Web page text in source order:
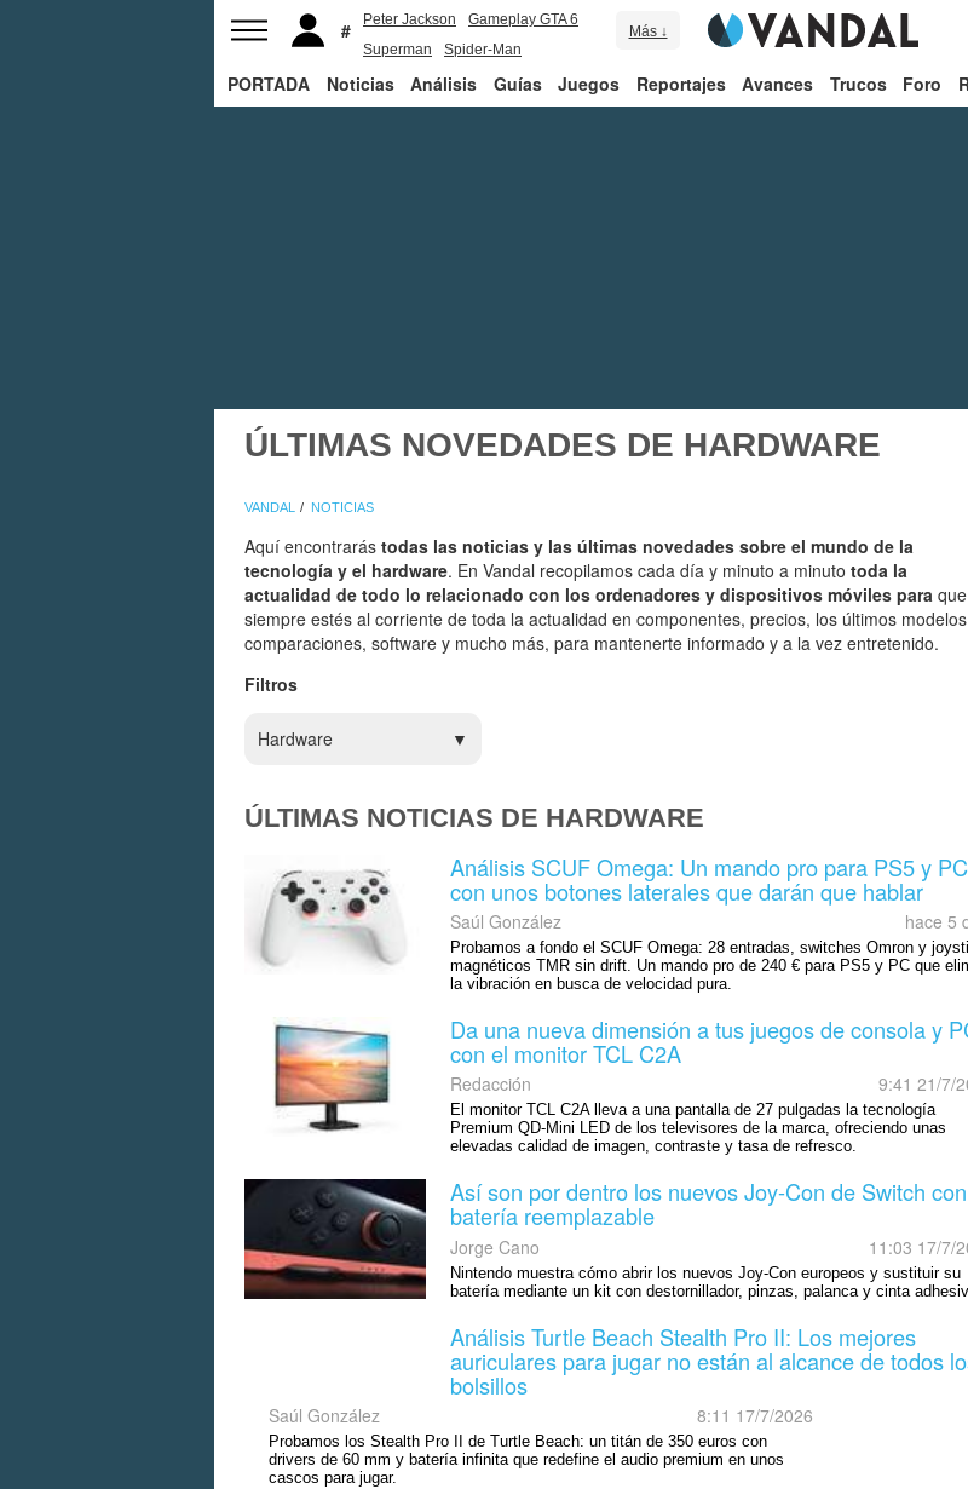
Peter Jackson
Gameplay GTA 6
Superman
Spider-Man
Más ↓
PORTADA Noticias Análisis Guías Juegos Reportajes Avances Trucos Foro
ÚLTIMAS NOVEDADES DE HARDWARE
VANDAL NOTICIAS
Aquí encontrarás todas las noticias y las últimas novedades sobre el mundo de la
tecnología y el hardware. En Vandal recopilamos cada día y minuto a minuto toda la
actualidad de todo lo relacionado con los ordenadores y dispositivos móviles para que
siempre estés al corriente de toda la actualidad en componentes, precios, los últimos
comparaciones, software y mucho más, para mantenerte informado y a la vez entretenido.
Filtros
Hardware
ÚLTIMAS NOTICIAS DE HARDWARE
Análisis SCUF Omega: Un mando pro para PS5 y PC
con unos botones laterales que darán que hablar
Saúl González hace 5
Probamos a fondo el SCUF Omega: 28 entradas, switches Omron y
magnéticos TMR sin drift. Un mando pro de 240 € para PS5 y PC que
la vibración en busca de velocidad pura.
Da una nueva dimensión a tus juegos de consola y
con el monitor TCL C2A
Redacción 9:41 21/7/
El monitor TCL C2A lleva a una pantalla de 27 pulgadas la tecnología
Premium QD-Mini LED de los televisores de la marca, ofreciendo unas
elevadas calidad de imagen, contraste y tasa de refresco.
Así son por dentro los nuevos Joy-Con de Switch con
batería reemplazable
Jorge Cano 11:03 17/7/
Nintendo muestra cómo abrir los nuevos Joy-Con europeos y sustituir su
batería mediante un kit con destornillador, pinzas, palanca y cinta
Análisis Turtle Beach Stealth Pro II: Los mejores
auriculares para jugar no están al alcance de todos
bolsillos
Saúl González 8:11 17/7/2026
Probamos los Stealth Pro II de Turtle Beach: un titán de 350 euros con
drivers de 60 mm y batería infinita que redefine el audio premium en unos
cascos para jugar.